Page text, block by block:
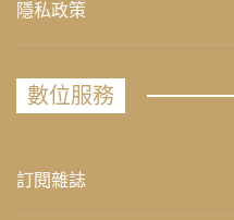
隱私政策
數位服務
訂閱雜誌